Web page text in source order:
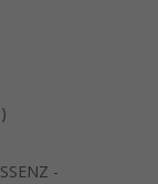
1
-